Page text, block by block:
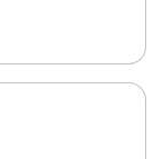
договора?